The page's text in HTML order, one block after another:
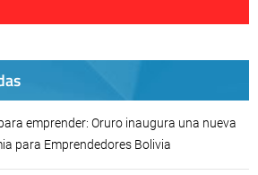
emprender: Oruro inaugura una nueva
para Emprendedores Bolivia